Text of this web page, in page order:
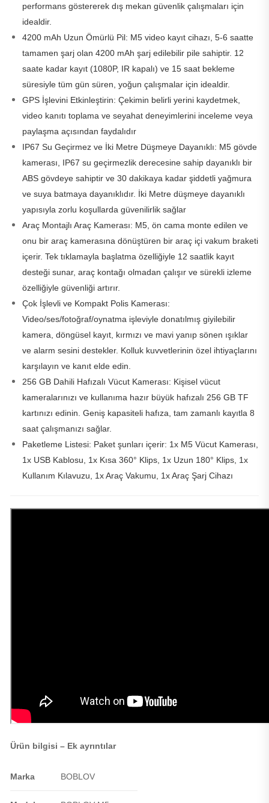
performans göstererek dış mekan güvenlik çalışmaları için
idealdir.
4200 mAh Uzun Ömürlü Pil: M5 video kayıt cihazı, 5-6 saatte
tamamen şarj olan 4200 mAh şarj edilebilir pile sahiptir. 12
saate kadar kayıt (1080P, IR kapalı) ve 15 saat bekleme
süresiyle tüm gün süren, yoğun çalışmalar için idealdir.
GPS İşlevini Etkinleştirin: Çekimin belirli yerini kaydetmek,
video kanıtı toplama ve seyahat deneyimlerini inceleme veya
paylaşma açısından faydalıdır
IP67 Su Geçirmez ve İki Metre Düşmeye Dayanıklı: M5 gövde
kamerası, IP67 su geçirmezlik derecesine sahip dayanıklı bir
ABS gövdeye sahiptir ve 30 dakikaya kadar şiddetli yağmura
ve suya batmaya dayanıklıdır. İki Metre düşmeye dayanıklı
yapısıyla zorlu koşullarda güvenilirlik sağlar
Araç Montajlı Araç Kamerası: M5, ön cama monte edilen ve
onu bir araç kamerasına dönüştüren bir araç içi vakum braketi
içerir. Tek tıklamayla başlatma özelliğiyle 12 saatlik kayıt
desteği sunar, araç kontağı olmadan çalışır ve sürekli izleme
özelliğiyle güvenliği artırır.
Çok İşlevli ve Kompakt Polis Kamerası:
Video/ses/fotoğraf/oynatma işleviyle donatılmış giyilebilir
kamera, döngüsel kayıt, kırmızı ve mavi yanıp sönen ışıklar
ve alarm sesini destekler. Kolluk kuvvetlerinin özel ihtiyaçlarını
karşılayın ve kanıt elde edin.
256 GB Dahili Hafızalı Vücut Kamerası: Kişisel vücut
kameralarınızı ve kullanıma hazır büyük hafızalı 256 GB TF
kartınızı edinin. Geniş kapasiteli hafıza, tam zamanlı kayıtla 8
saat çalışmanızı sağlar.
Paketleme Listesi: Paket şunları içerir: 1x M5 Vücut Kamerası,
1x USB Kablosu, 1x Kısa 360° Klips, 1x Uzun 180° Klips, 1x
Kullanım Kılavuzu, 1x Araç Vakumu, 1x Araç Şarj Cihazı
Ürün bilgisi – Ek ayrıntılar
Marka BOBLOV